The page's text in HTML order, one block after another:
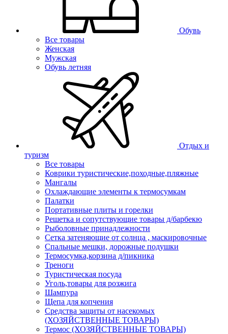
Обувь
Все товары
Женская
Мужская
Обувь летняя
Отдых и
туризм
Все товары
Коврики туристические,походные,пляжные
Мангалы
Охлаждающие элементы к термосумкам
Палатки
Портативные плиты и горелки
Решетка и сопутствующие товары д/барбекю
Рыболовные принадлежности
Сетка затеняющие от солнца , маскировочные
Спальные мешки, дорожные подушки
Термосумка,корзина д/пикника
Треноги
Туристическая посуда
Уголь,товары для розжига
Шампура
Щепа для копчения
Средства защиты от насекомых
(ХОЗЯЙСТВЕННЫЕ ТОВАРЫ)
Термос (ХОЗЯЙСТВЕННЫЕ ТОВАРЫ)